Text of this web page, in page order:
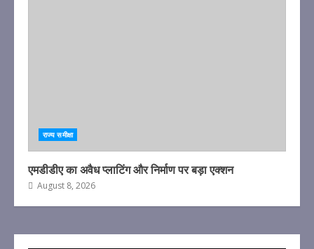
राज्य समीक्षा
एमडीडीए का अवैध प्लाटिंग और निर्माण पर बड़ा एक्शन
August 8, 2026